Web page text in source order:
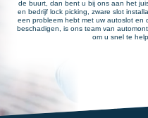
de buurt, dan bent u bij ons aan het
en bedrijf lock picking, zware slot
een probleem hebt met uw autoslot en
beschadigen, is ons team van
om u snel te